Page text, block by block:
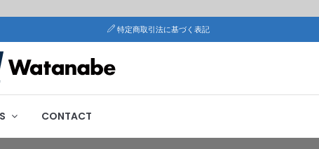
特定商取引法に基づく表記
CONTACT